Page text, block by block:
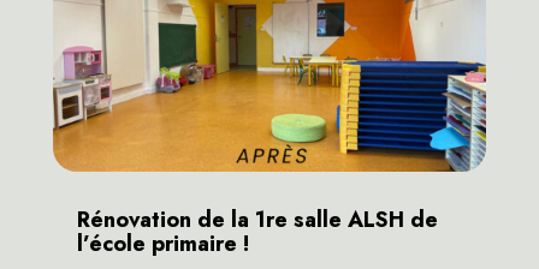
Rénovation de la 1re salle ALSH de
l’école primaire !